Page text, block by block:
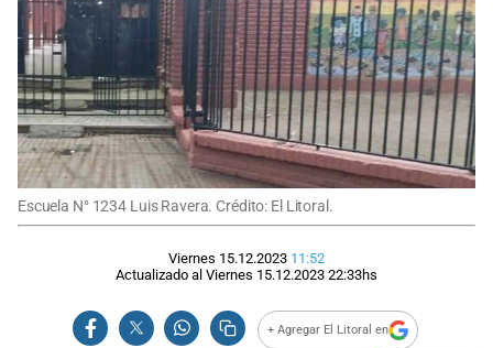
Escuela N° 1234 Luis Ravera. Crédito: El Litoral.
Viernes 15.12.2023 11:52
Actualizado al Viernes 15.12.2023 22:33hs
+ Agregar El Litoral en